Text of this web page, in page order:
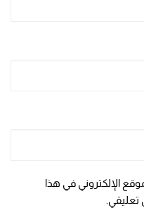
الإلكتروني في هذا
تعليقي.